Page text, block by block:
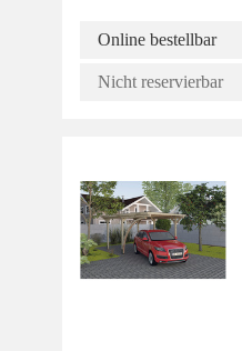
Online bestellbar
Nicht reservierbar